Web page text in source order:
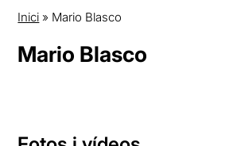
Inici » Mario Blasco
Mario Blasco